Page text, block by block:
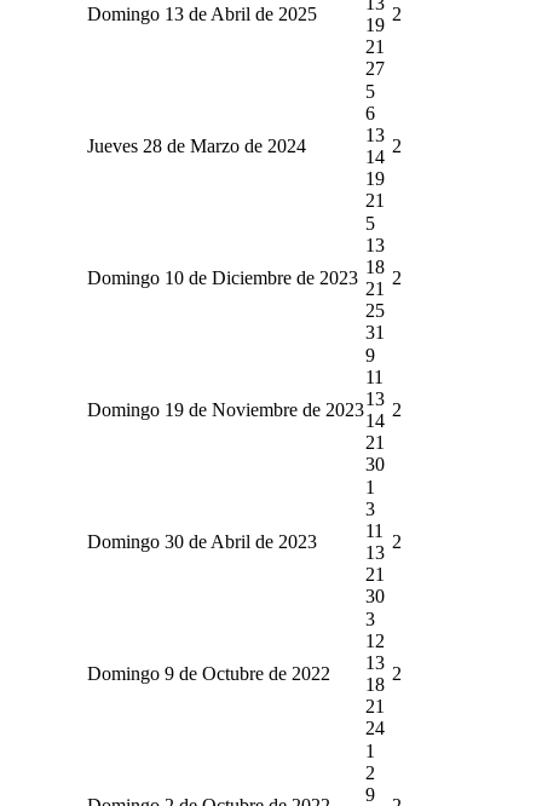
Domingo 13 de Abril de 2025
19
21
27
2
Jueves 28 de Marzo de 2024
5
6
13
14
19
21
2
Domingo 10 de Diciembre de 2023
5
13
18
21
25
31
2
Domingo 19 de Noviembre de 2023
9
11
13
14
21
30
2
Domingo 30 de Abril de 2023
1
3
11
13
21
30
2
Domingo 9 de Octubre de 2022
3
12
13
18
21
24
2
1
2
9